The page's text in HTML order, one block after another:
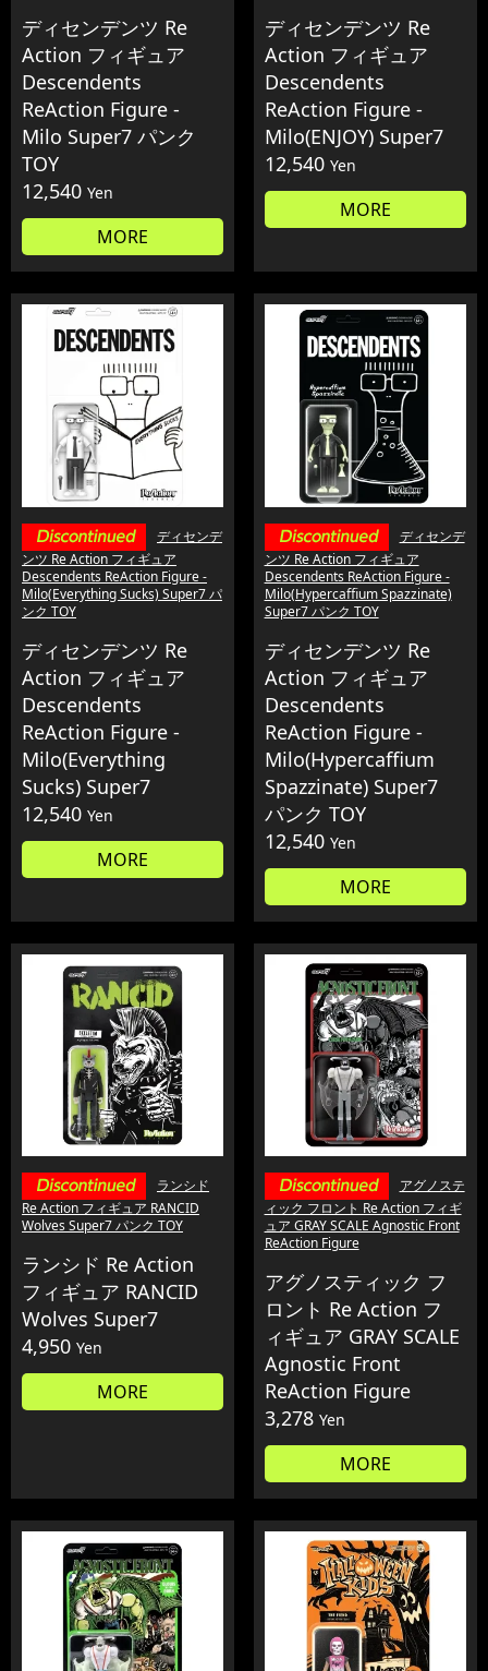
ディセンデンツ Re
Action フィギュア
Descendents
ReAction Figure -
Milo Super7 パンク
TOY
12,540 Yen
MORE
ディセンデンツ Re
Action フィギュア
Descendents
ReAction Figure -
Milo(ENJOY) Super7
12,540 Yen
MORE
ディセンデ
ンツ Re Action フィギュア
Descendents ReAction Figure -
Milo(Everything Sucks) Super7 パ
ンク TOY
ディセンデンツ Re
Action フィギュア
Descendents
ReAction Figure -
Milo(Everything
Sucks) Super7
12,540 Yen
MORE
ディセンデ
ンツ Re Action フィギュア
Descendents ReAction Figure -
Milo(Hypercaffium Spazzinate)
Super7 パンク TOY
ディセンデンツ Re
Action フィギュア
Descendents
ReAction Figure -
Milo(Hypercaffium
Spazzinate) Super7
パンク TOY
12,540 Yen
MORE
ランシド
Re Action フィギュア RANCID
Wolves Super7 パンク TOY
ランシド Re Action
フィギュア RANCID
Wolves Super7
4,950 Yen
MORE
アグノステ
ィック フロント Re Action フィギ
ュア GRAY SCALE Agnostic Front
ReAction Figure
アグノスティック フ
ロント Re Action フ
ィギュア GRAY SCALE
Agnostic Front
ReAction Figure
3,278 Yen
MORE